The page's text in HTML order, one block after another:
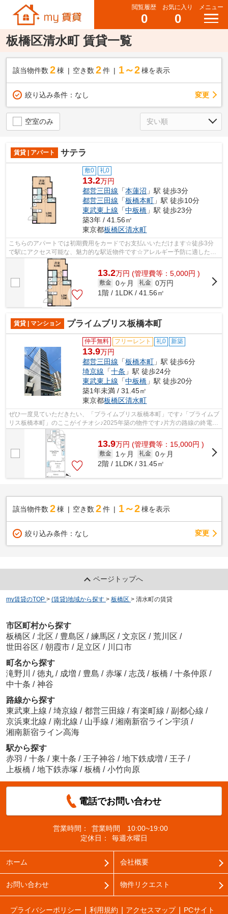
閲覧履歴
0
お気に入り
0
メニュー
板橋区清水町 賃貸一覧
該当物件数 2棟 空き数 2 件 1～2 棟を表示
絞り込み条件： なし 変更
空室のみ
賃貸 | アパート サテラ
敷0 礼0
13.2万円
都営三田線 「本蓮沼 」駅 徒歩3分
都営三田線 「板橋本町 」駅 徒歩10分
東武東上線 「中板橋 」駅 徒歩23分
築3年 / 41.56㎡
東京都板橋区清水町
こちらのアパートでは初期費用をカードでお支払いいただけます☆徒歩3分
で駅にアクセス可能な、魅力的な駅近物件です☆アレルギー予防に適した、
通気性の良い安心のアパートです☆健康な...
13.2万円 (管理費等：5,000円 )
敷金 0ヶ月 礼金 0万円
1階 / 1LDK / 41.56㎡
賃貸 | マンション プライムブリス板橋本町
仲手無料 フリーレント 礼0 新築
13.9万円
都営三田線 「板橋本町 」駅 徒歩6分
埼京線 「十条 」駅 徒歩24分
東武東上線 「中板橋 」駅 徒歩20分
築1年未満 / 31.45㎡
東京都板橋区清水町
ぜひ一度見ていただきたい、「プライムブリス板橋本町」です♪「プライムブ
リス板橋本町」のここがイチオシ♪2025年築の物件です♪片方の路線の終電を
逃しても安心な2路線利用可物件です♪...
13.9万円 (管理費等：15,000円 )
敷金 1ヶ月 礼金 0ヶ月
2階 / 1LDK / 31.45㎡
該当物件数 2棟 空き数 2 件 1～2 棟を表示
絞り込み条件： なし 変更
ページトップへ
my賃貸のTOP > (賃貸)地域から探す > 板橋区 > 清水町の賃貸
市区町村から探す
板橋区 / 北区 / 豊島区 / 練馬区 / 文京区 / 荒川区 /
世田谷区 / 朝霞市 / 足立区 / 川口市
町名から探す
滝野川 / 徳丸 / 成増 / 豊島 / 赤塚 / 志茂 / 板橋 / 十条仲原 /
中十条 / 神谷
路線から探す
東武東上線 / 埼京線 / 都営三田線 / 有楽町線 / 副都心線 /
京浜東北線 / 南北線 / 山手線 / 湘南新宿ライン宇須 /
湘南新宿ライン高海
駅から探す
赤羽 / 十条 / 東十条 / 王子神谷 / 地下鉄成増 / 王子 /
上板橋 / 地下鉄赤塚 / 板橋 / 小竹向原
電話でお問い合わせ
営業時間：
営業時間 10:00~19:00
定休日：
毎週水曜日
ホーム 会社概要
お問い合わせ 物件リクエスト
プライバシーポリシー 利用規約 アクセスマップ PCサイト